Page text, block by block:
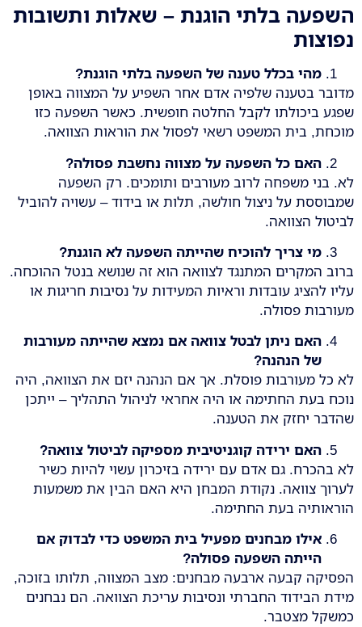
השפעה בלתי הוגנת – שאלות ותשובות
נפוצות
מהי בכלל טענה של השפעה בלתי הוגנת?
מדובר בטענה שלפיה אדם אחר השפיע על המצווה באופן
שפגע ביכולתו לקבל החלטה חופשית. כאשר השפעה כזו
מוכחת, בית המשפט רשאי לפסול את הוראות הצוואה.
האם כל השפעה על מצווה נחשבת פסולה?
לא. בני משפחה לרוב מעורבים ותומכים. רק השפעה
שמבוססת על ניצול חולשה, תלות או בידוד – עשויה להוביל
לביטול הצוואה.
מי צריך להוכיח שהייתה השפעה לא הוגנת?
ברוב המקרים המתנגד לצוואה הוא זה שנושא בנטל ההוכחה.
עליו להציג עובדות וראיות המעידות על נסיבות חריגות או
מעורבות פסולה.
האם ניתן לבטל צוואה אם נמצא שהייתה מעורבות
של הנהנה?
לא כל מעורבות פוסלת. אך אם הנהנה יזם את הצוואה, היה
נוכח בעת החתימה או היה אחראי לניהול התהליך – ייתכן
שהדבר יחזק את הטענה.
האם ירידה קוגניטיבית מספיקה לביטול צוואה?
לא בהכרח. גם אדם עם ירידה בזיכרון עשוי להיות כשיר
לערוך צוואה. נקודת המבחן היא האם הבין את משמעות
הוראותיה בעת החתימה.
אילו מבחנים מפעיל בית המשפט כדי לבדוק אם
הייתה השפעה פסולה?
הפסיקה קבעה ארבעה מבחנים: מצב המצווה, תלותו בזוכה,
מידת הבידוד החברתי ונסיבות עריכת הצוואה. הם נבחנים
כמשקל מצטבר.